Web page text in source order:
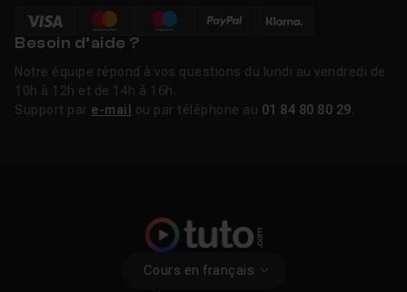
Besoin d’aide ?
Notre équipe répond à vos questions du lundi au vendredi de
10h à 12h et de 14h à 16h.
Support par e-mail ou par téléphone au 01 84 80 80 29
Cours en français